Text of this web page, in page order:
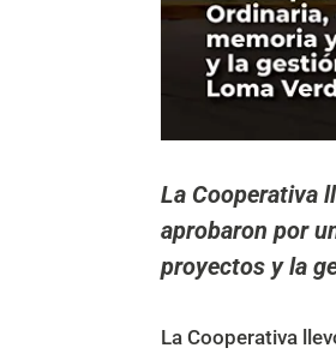
La Cooperativa
aprobaron por
proyectos y la
La Cooperativa